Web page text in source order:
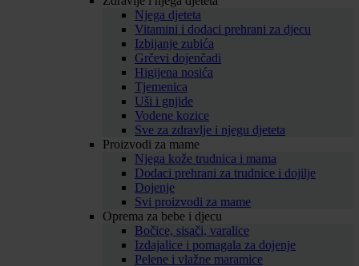
Njega djeteta
Vitamini i dodaci prehrani za djecu
Izbijanje zubića
Grčevi dojenčadi
Higijena nosića
Tjemenica
Uši i gnjide
Vodene kozice
Sve za zdravlje i njegu djeteta
Proizvodi za mame
Njega kože trudnica i mama
Dodaci prehrani za trudnice i dojilje
Dojenje
Svi proizvodi za mame
Oprema za bebe i djecu
Bočice, sisači, varalice
Izdajalice i pomagala za dojenje
Pelene i vlažne maramice